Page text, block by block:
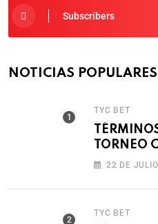
Subscribers
NOTICIAS POPULARES
TYC BET
TORNEO
🎰 22 DE
TYC BET